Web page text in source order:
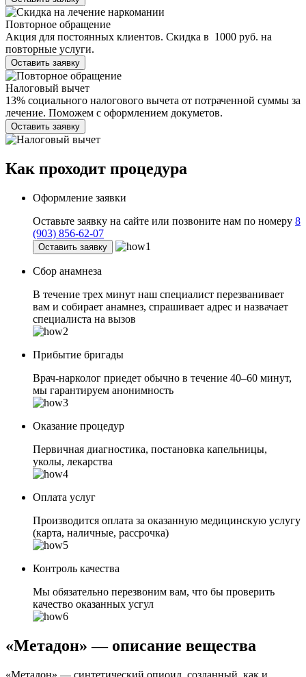
Повторное обращение
Акция для постоянных клиентов. Скидка в 1000 руб. на
повторные услуги.
Оставить заявку
Налоговый вычет
13% социального налогового вычета от потраченной суммы за
лечение. Поможем с оформлением докуметов.
Оставить заявку
Как проходит процедура
Оформление заявки
Оставьте заявку на сайте или позвоните нам по номеру 8
(903) 856-62-07
Оставить заявку
Сбор анамнеза
В течение трех минут наш специалист перезванивает
вам и собирает анамнез, спрашивает адрес и назвачает
специалиста на вызов
Прибытие бригады
Врач-нарколог приедет обычно в течение 40–60 минут,
мы гарантируем анонимность
Оказание процедур
Первичная диагностика, постановка капельницы,
уколы, лекарства
Оплата услуг
Производится оплата за оказанную медицинскую услугу
(карта, наличные, рассрочка)
Контроль качества
Мы обязательно перезвоним вам, что бы проверить
качество оказанных усгул
«Метадон» — описание вещества
«Метадон» — синтетический опиоид, созданный, как и